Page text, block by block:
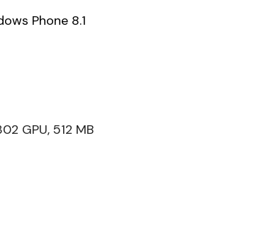
Phone 8.1
GPU, 512 MB